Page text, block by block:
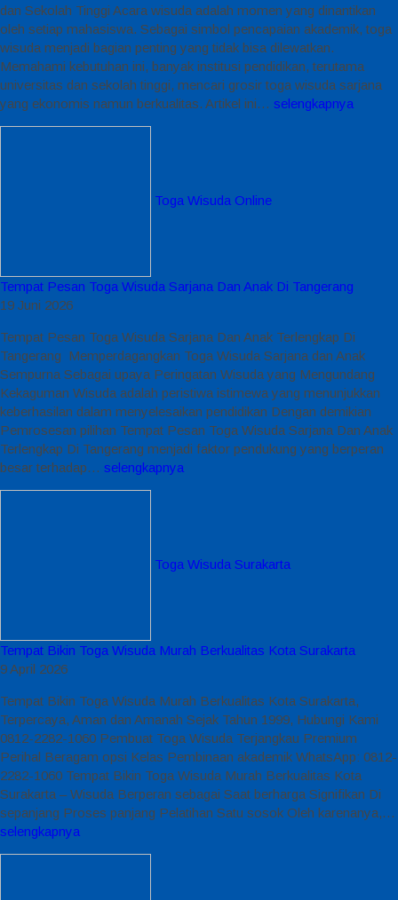
dan Sekolah Tinggi Acara wisuda adalah momen yang dinantikan
oleh setiap mahasiswa. Sebagai simbol pencapaian akademik, toga
wisuda menjadi bagian penting yang tidak bisa dilewatkan.
Memahami kebutuhan ini, banyak institusi pendidikan, terutama
universitas dan sekolah tinggi, mencari grosir toga wisuda sarjana
yang ekonomis namun berkualitas. Artikel ini… selengkapnya
Toga Wisuda Online
Tempat Pesan Toga Wisuda Sarjana Dan Anak Di Tangerang
19 Juni 2026
Tempat Pesan Toga Wisuda Sarjana Dan Anak Terlengkap Di
Tangerang Memperdagangkan Toga Wisuda Sarjana dan Anak
Sempurna Sebagai upaya Peringatan Wisuda yang Mengundang
Kekaguman Wisuda adalah peristiwa istimewa yang menunjukkan
keberhasilan dalam menyelesaikan pendidikan Dengan demikian
Pemrosesan pilihan Tempat Pesan Toga Wisuda Sarjana Dan Anak
Terlengkap Di Tangerang menjadi faktor pendukung yang berperan
besar terhadap… selengkapnya
Toga Wisuda Surakarta
Tempat Bikin Toga Wisuda Murah Berkualitas Kota Surakarta
9 April 2026
Tempat Bikin Toga Wisuda Murah Berkualitas Kota Surakarta,
Terpercaya, Aman dan Amanah Sejak Tahun 1999, Hubungi Kami
0812-2282-1060 Pembuat Toga Wisuda Terjangkau Premium
Perihal Beragam opsi Kelas Pembinaan akademik WhatsApp: 0812-
2282-1060 Tempat Bikin Toga Wisuda Murah Berkualitas Kota
Surakarta – Wisuda Berperan sebagai Saat berharga Signifikan Di
sepanjang Proses panjang Pelatihan Satu sosok Oleh karenanya,…
selengkapnya